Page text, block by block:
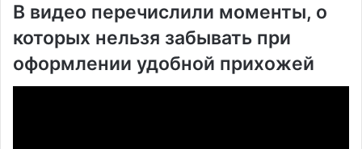
В видео перечислили моменты, о
которых нельзя забывать при
оформлении удобной прихожей